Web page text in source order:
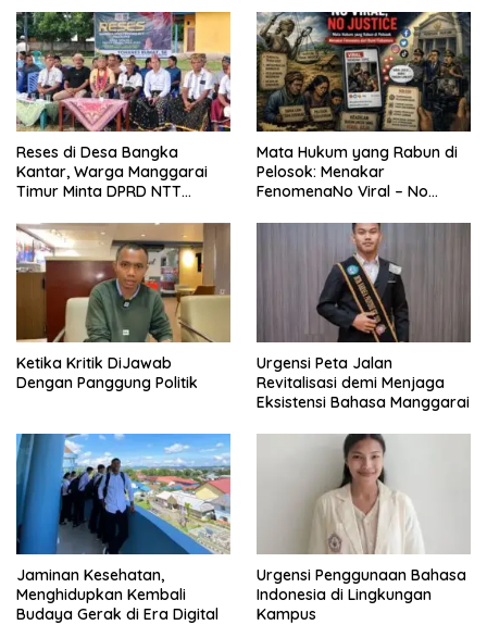
Reses di Desa Bangka
Kantar, Warga Manggarai
Timur Minta DPRD NTT
Pergub Larangan Beli BBM
Bersubsidi Bagi Penunggak
Pajak
Mata Hukum yang Rabun di
Pelosok: Menakar
FenomenaNo Viral – No
Ketika Kritik DiJawab
Dengan Panggung Politik
Urgensi Peta Jalan
Revitalisasi demi Menjaga
Eksistensi Bahasa Manggarai
Jaminan Kesehatan,
Menghidupkan Kembali
Budaya Gerak di Era Digital
Urgensi Penggunaan Bahasa
Indonesia di Lingkungan
Kampus